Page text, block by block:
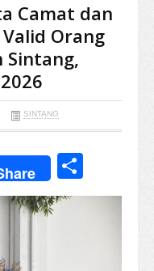
Camat dan
Orang
Sintang,
SINTANG